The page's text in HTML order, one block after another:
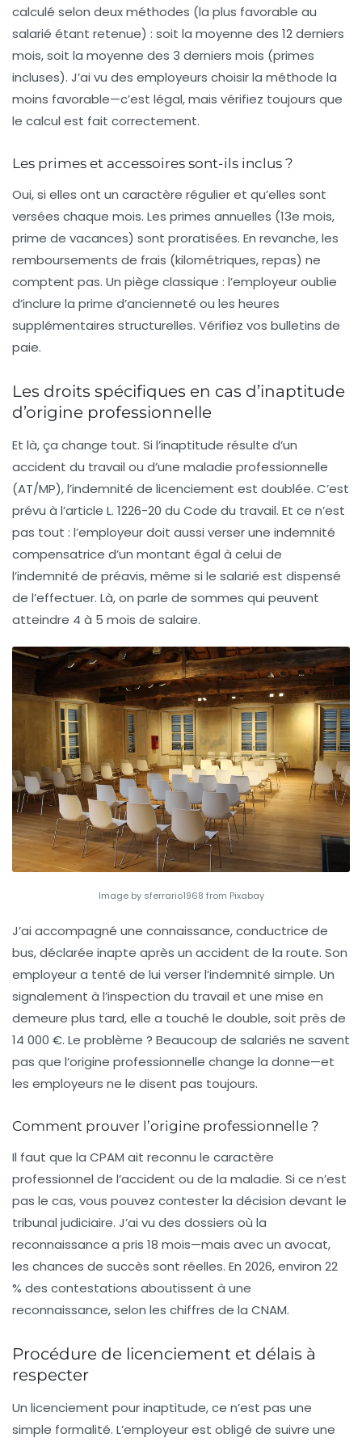
calculé selon deux méthodes (la plus favorable au
salarié étant retenue) : soit la moyenne des 12 derniers
mois, soit la moyenne des 3 derniers mois (primes
incluses). J’ai vu des employeurs choisir la méthode la
moins favorable—c’est légal, mais vérifiez toujours que
le calcul est fait correctement.
Les primes et accessoires sont-ils inclus ?
Oui, si elles ont un caractère régulier et qu’elles sont
versées chaque mois. Les primes annuelles (13e mois,
prime de vacances) sont proratisées. En revanche, les
remboursements de frais (kilométriques, repas) ne
comptent pas. Un piège classique : l’employeur oublie
d’inclure la prime d’ancienneté ou les heures
supplémentaires structurelles. Vérifiez vos bulletins de
paie.
Les droits spécifiques en cas d’inaptitude
d’origine professionnelle
Et là, ça change tout. Si l’inaptitude résulte d’un
accident du travail ou d’une maladie professionnelle
(AT/MP), l’indemnité de licenciement est doublée. C’est
prévu à l’article L. 1226-20 du Code du travail. Et ce n’est
pas tout : l’employeur doit aussi verser une indemnité
compensatrice d’un montant égal à celui de
l’indemnité de préavis, même si le salarié est dispensé
de l’effectuer. Là, on parle de sommes qui peuvent
atteindre 4 à 5 mois de salaire.
Image by sferrario1968 from Pixabay
J’ai accompagné une connaissance, conductrice de
bus, déclarée inapte après un accident de la route. Son
employeur a tenté de lui verser l’indemnité simple. Un
signalement à l’inspection du travail et une mise en
demeure plus tard, elle a touché le double, soit près de
14 000 €. Le problème ? Beaucoup de salariés ne savent
pas que l’origine professionnelle change la donne—et
les employeurs ne le disent pas toujours.
Comment prouver l’origine professionnelle ?
Il faut que la CPAM ait reconnu le caractère
professionnel de l’accident ou de la maladie. Si ce n’est
pas le cas, vous pouvez contester la décision devant le
tribunal judiciaire. J’ai vu des dossiers où la
reconnaissance a pris 18 mois—mais avec un avocat,
les chances de succès sont réelles. En 2026, environ 22
% des contestations aboutissent à une
reconnaissance, selon les chiffres de la CNAM.
Procédure de licenciement et délais à
respecter
Un licenciement pour inaptitude, ce n’est pas une
simple formalité. L’employeur est obligé de suivre une